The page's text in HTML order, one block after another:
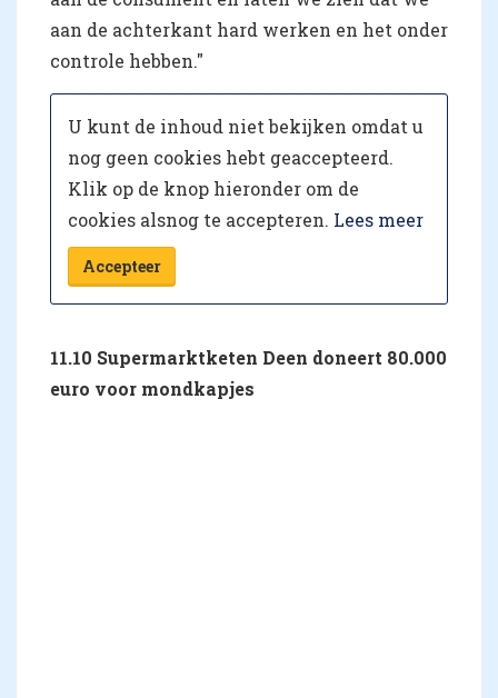
aan de achterkant hard werken en het onder
controle hebben."
U kunt de inhoud niet bekijken omdat u
nog geen cookies hebt geaccepteerd.
Klik op de knop hieronder om de
cookies alsnog te accepteren. Lees meer
Accepteer
11.10 Supermarktketen Deen doneert 80.000
euro voor mondkapjes